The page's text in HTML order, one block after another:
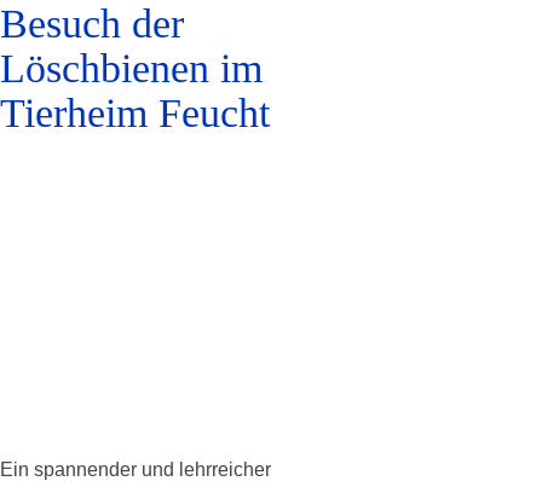
Besuch der
Löschbienen im
Tierheim Feucht
Ein spannender und lehrreicher